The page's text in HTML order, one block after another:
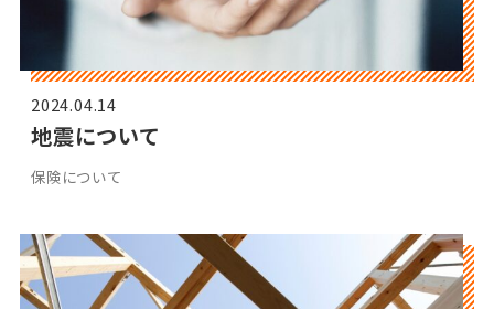
2024.04.14
地震について
保険について